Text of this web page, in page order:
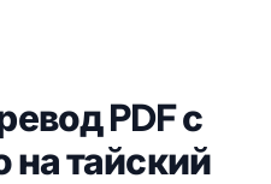
PDF с
на тайский